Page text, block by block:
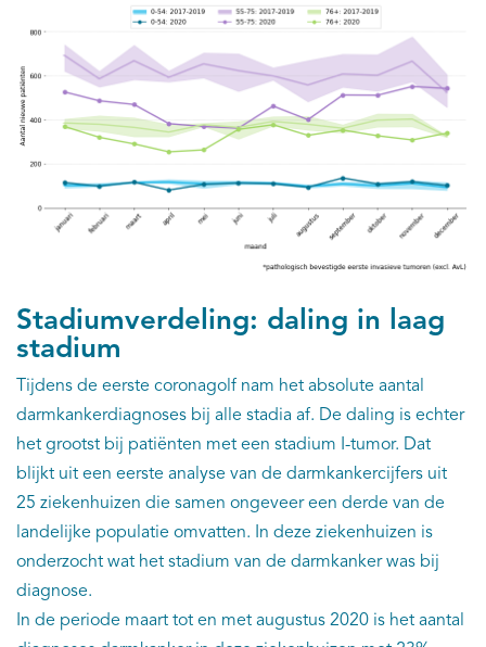
Stadiumverdeling: daling in laag
stadium
Tijdens de eerste coronagolf nam het absolute aantal
darmkankerdiagnoses bij alle stadia af. De daling is echter
het grootst bij patiënten met een stadium I-tumor. Dat
blijkt uit een eerste analyse van de darmkankercijfers uit
25 ziekenhuizen die samen ongeveer een derde van de
landelijke populatie omvatten. In deze ziekenhuizen is
onderzocht wat het stadium van de darmkanker was bij
diagnose.
In de periode maart tot en met augustus 2020 is het aantal